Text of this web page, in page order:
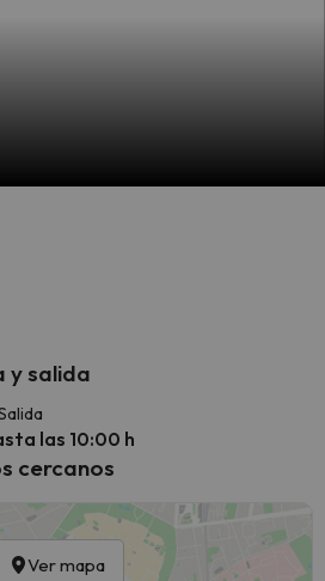
y salida
las 10:00 h
cercanos
Ver mapa